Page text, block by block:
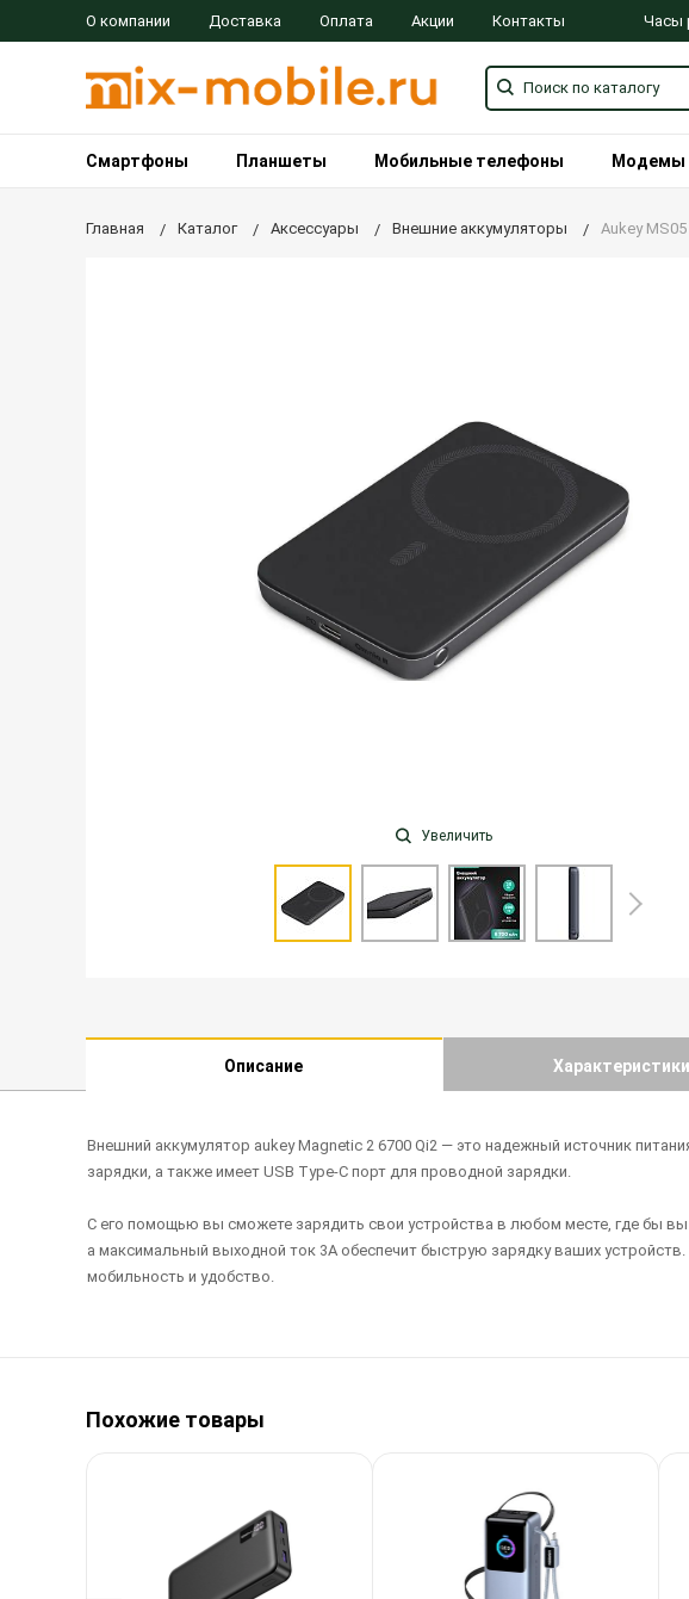
О компании Доставка Оплата Акции Контакты Часы
Смартфоны Планшеты Мобильные телефоны Модемы
Главная Каталог Аксессуары Внешние аккумуляторы Aukey
Увеличить
Описание Характеристики
Внешний аккумулятор aukey Magnetic 2 6700 Qi2 — это надежный источник
зарядки, а также имеет USB Type-C порт для проводной зарядки.
С его помощью вы сможете зарядить свои устройства в любом месте, где бы
а максимальный выходной ток 3А обеспечит быструю зарядку ваших
мобильность и удобство.
Похожие товары